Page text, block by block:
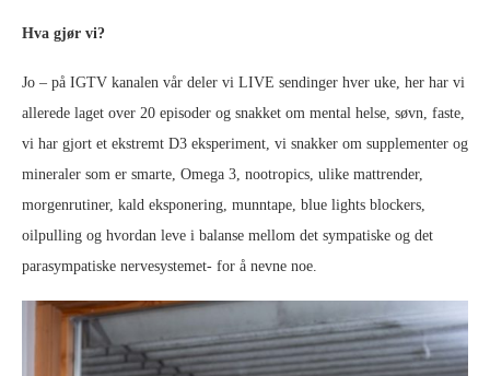
Hva gjør vi?
Jo – på IGTV kanalen vår deler vi LIVE sendinger hver uke, her har vi
allerede laget over 20 episoder og snakket om mental helse, søvn, faste,
vi har gjort et ekstremt D3 eksperiment, vi snakker om supplementer og
mineraler som er smarte, Omega 3, nootropics, ulike mattrender,
morgenrutiner, kald eksponering, munntape, blue lights blockers,
oilpulling og hvordan leve i balanse mellom det sympatiske og det
parasympatiske nervesystemet- for å nevne noe.